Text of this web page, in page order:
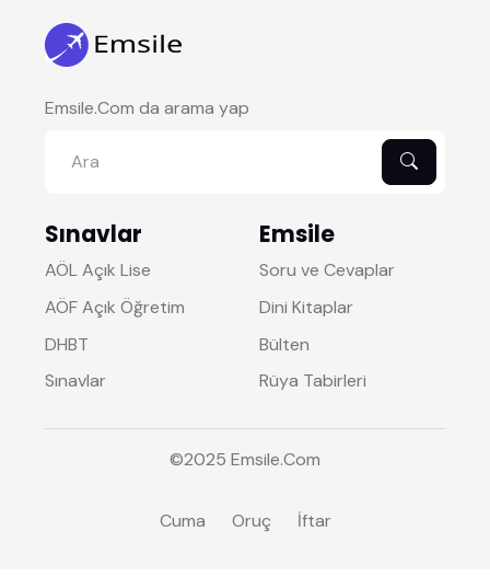
Emsile.Com da arama yap
Sınavlar
AÖL Açık Lise
AÖF Açık Öğretim
DHBT
Sınavlar
Emsile
Soru ve Cevaplar
Dini Kitaplar
Bülten
Rüya Tabirleri
©2025 Emsile.Com
Cuma Oruç İftar